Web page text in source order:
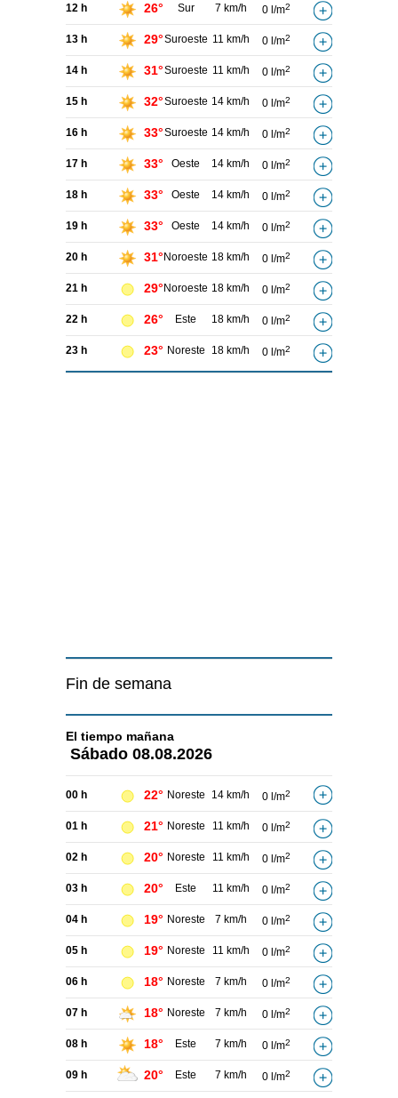
12 h 26° Sur 7 km/h 0 l/m2
13 h 29°Suroeste 11 km/h 0 l/m2
14 h 31°Suroeste 11 km/h 0 l/m2
15 h 32°Suroeste 14 km/h 0 l/m2
16 h 33°Suroeste 14 km/h 0 l/m2
17 h 33° Oeste 14 km/h 0 l/m2
18 h 33° Oeste 14 km/h 0 l/m2
19 h 33° Oeste 14 km/h 0 l/m2
20 h 31° Noroeste 18 km/h 0 l/m2
21 h 29° Noroeste 18 km/h 0 l/m2
22 h 26° Este 18 km/h 0 l/m2
23 h 23° Noreste 18 km/h 0 l/m2
Fin de semana
El tiempo mañana
Sábado 08.08.2026
00 h 22° Noreste 14 km/h 0 l/m2
01 h 21° Noreste 11 km/h 0 l/m2
02 h 20° Noreste 11 km/h 0 l/m2
03 h 20° Este 11 km/h 0 l/m2
04 h 19° Noreste 7 km/h 0 l/m2
05 h 19° Noreste 11 km/h 0 l/m2
06 h 18° Noreste 7 km/h 0 l/m2
07 h 18° Noreste 7 km/h 0 l/m2
08 h 18° Este 7 km/h 0 l/m2
09 h 20° Este 7 km/h 0 l/m2